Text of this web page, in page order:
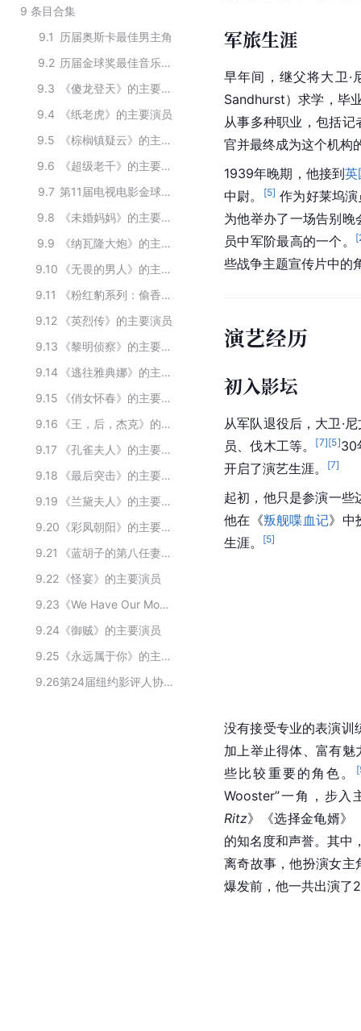
9 条目合集
9.1
历届奥斯卡最佳男主角
9.2
历届金球奖最佳音乐及喜剧类电影男主角
9.3
《傻龙登天》的主要演员
9.4
《纸老虎》的主要演员
9.5
《棕榈镇疑云》的主要演员
9.6
《超级老千》的主要演员
9.7
第11届电视电影金球奖获奖人物
9.8
《未婚妈妈》的主要演员
9.9
《纳瓦隆大炮》的主要演员
9.10
《无畏的男人》的主要演员
9.11
《粉红豹系列：偷香窃玉》的主要演员
9.12
《英烈传》的主要演员
9.13
《黎明侦察》的主要演员
9.14
《逃往雅典娜》的主要演员
9.15
《俏女怀春》的主要演员
9.16
《王，后，杰克》的主要演员
9.17
《孔雀夫人》的主要演员
9.18
《最后突击》的主要演员
9.19
《兰黛夫人》的主要演员
9.20
《彩凤朝阳》的主要演员
9.21
《蓝胡子的第八任妻子》的主要演员
9.22 《怪宴》的主要演员
9.23
《We Have Our Moments》的主要演员
9.24 《御贼》的主要演员
9.25
《永远属于你》的主要演员
9.26
第24届纽约影评人协会奖获奖名单
军旅生涯
早年间，继父将大卫
Sandhurst）求学，毕
从事多种职业，包括
官并最终成为这个机构
1939年晚期，他接到英
中尉。 [5] 作为好莱坞
为他举办了一场告别晚
员中军阶最高的一个。
[
些战争主题宣传片中的
演艺经历
初入影坛
从军队退役后，大卫·
员、伐木工等。
[7][5]30
开启了演艺生涯。
[7]
起初，他只是参演一
他在《叛舰喋血记》中
生涯。
[5]
没有接受专业的表演训
加上举止得体、富有
些比较重要的角色。
[
Wooster”一角，步
Ritz》《选择金龟婿》
的知名度和声誉。其中
离奇故事，他扮演女
爆发前，他一共出演了